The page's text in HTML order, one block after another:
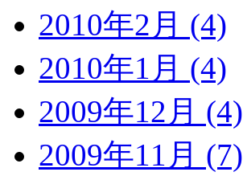
2010年2月 (4)
2010年1月 (4)
2009年12月 (4)
2009年11月 (7)